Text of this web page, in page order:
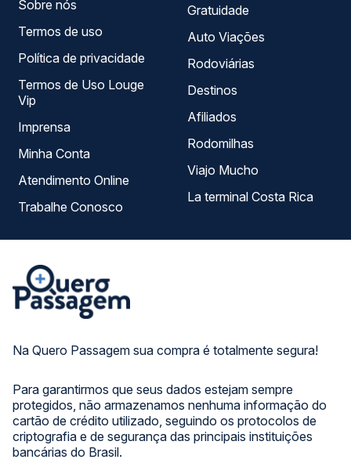
Na Quero Passagem sua compra é totalmente segura!
Para garantirmos que seus dados estejam sempre
protegidos, não armazenamos nenhuma informação do
cartão de crédito utilizado, seguindo os protocolos de
criptografia e de segurança das principais instituições
bancárias do Brasil.
Sobre nós
Termos de uso
Política de privacidade
Termos de Uso Louge
Vip
Imprensa
Minha Conta
Atendimento Online
Trabalhe Conosco
Gratuidade
Auto Viações
Rodoviárias
Destinos
Afiliados
Rodomilhas
Viajo Mucho
La terminal Costa Rica